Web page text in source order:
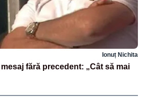
Ionuț Nichita
fără precedent: „Cât să mai